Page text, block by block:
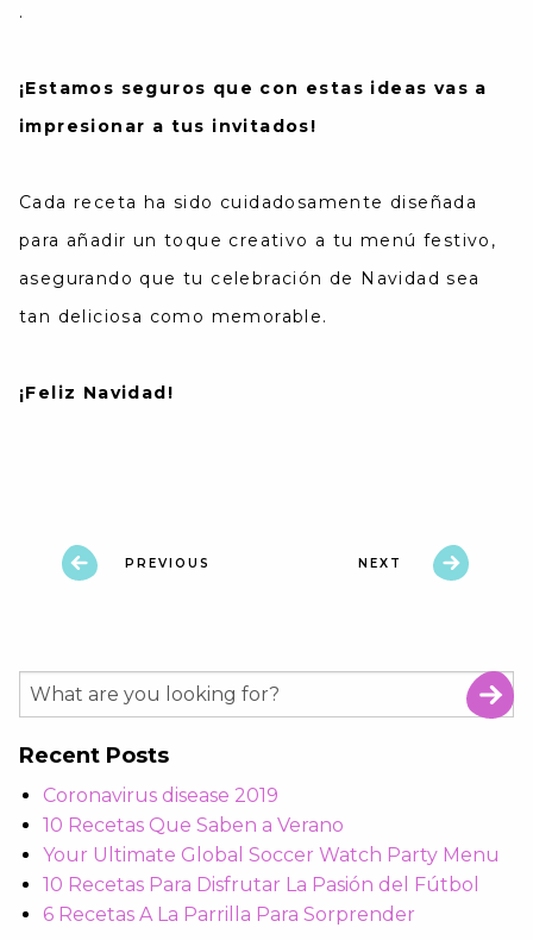
.
¡Estamos seguros que con estas ideas vas a
impresionar a tus invitados!
Cada receta ha sido cuidadosamente diseñada
para añadir un toque creativo a tu menú festivo,
asegurando que tu celebración de Navidad sea
tan deliciosa como memorable.
¡Feliz Navidad!
PREVIOUS NEXT
Recent Posts
Coronavirus disease 2019
10 Recetas Que Saben a Verano
Your Ultimate Global Soccer Watch Party Menu
10 Recetas Para Disfrutar La Pasión del Fútbol
6 Recetas A La Parrilla Para Sorprender